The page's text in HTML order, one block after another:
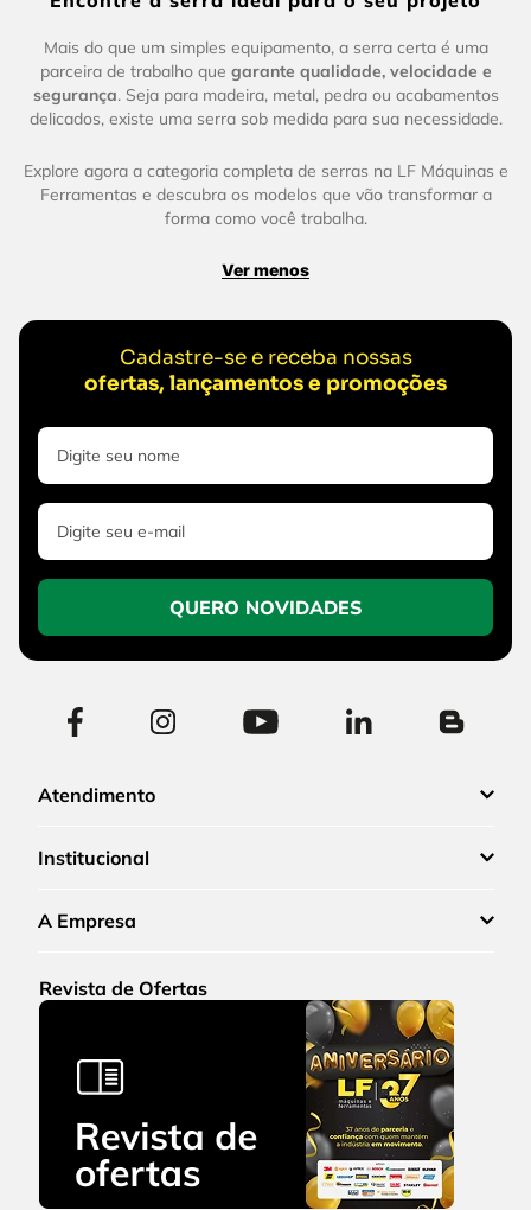
Mais do que um simples equipamento, a serra certa é uma
parceira de trabalho que garante qualidade, velocidade e
segurança. Seja para madeira, metal, pedra ou acabamentos
delicados, existe uma serra sob medida para sua necessidade.
Explore agora a categoria completa de serras na LF Máquinas e
Ferramentas e descubra os modelos que vão transformar a
forma como você trabalha.
Ver menos
Cadastre-se e receba nossas
ofertas, lançamentos e promoções
QUERO NOVIDADES
Atendimento
Institucional
A Empresa
Revista de Ofertas